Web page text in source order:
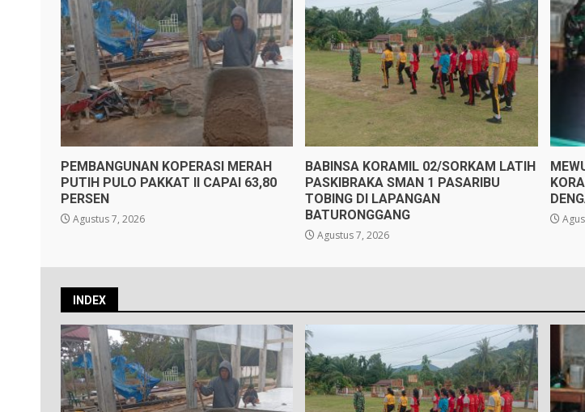
PEMBANGUNAN KOPERASI MERAH
PUTIH PULO PAKKAT II CAPAI 63,80
PERSEN
Agustus 7, 2026
BABINSA KORAMIL 02/SORKAM LATIH
PASKIBRAKA SMAN 1 PASARIBU
TOBING DI LAPANGAN
BATURONGGANG
Agustus 7, 2026
INDEX